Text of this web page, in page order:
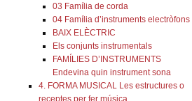
03 Família de corda
04 Família d’instruments electròfons
BAIX ELÈCTRIC
Els conjunts instrumentals
FAMÍLIES D’INSTRUMENTS
Endevina quin instrument sona
4. FORMA MUSICAL Les estructures o